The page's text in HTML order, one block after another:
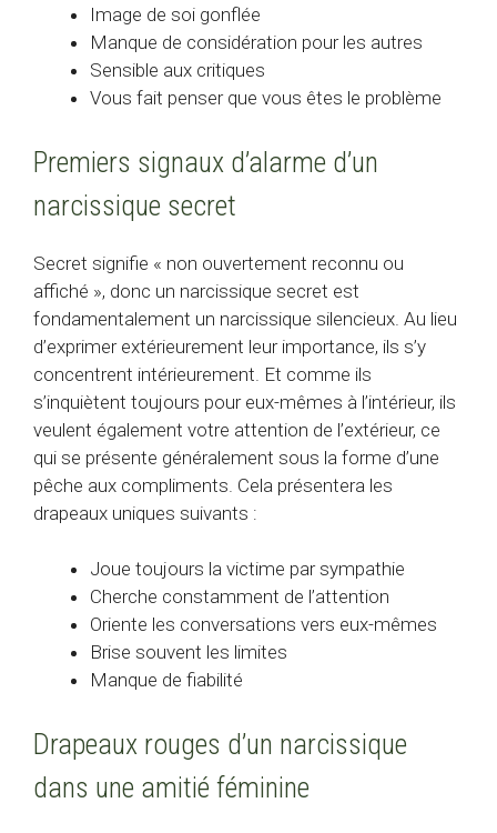
Image de soi gonflée
Manque de considération pour les autres
Sensible aux critiques
Vous fait penser que vous êtes le problème
Premiers signaux d’alarme d’un
narcissique secret
Secret signifie « non ouvertement reconnu ou
affiché », donc un narcissique secret est
fondamentalement un narcissique silencieux. Au lieu
d’exprimer extérieurement leur importance, ils s’y
concentrent intérieurement. Et comme ils
s’inquiètent toujours pour eux-mêmes à l’intérieur, ils
veulent également votre attention de l’extérieur, ce
qui se présente généralement sous la forme d’une
pêche aux compliments. Cela présentera les
drapeaux uniques suivants :
Joue toujours la victime par sympathie
Cherche constamment de l’attention
Oriente les conversations vers eux-mêmes
Brise souvent les limites
Manque de fiabilité
Drapeaux rouges d’un narcissique
dans une amitié féminine